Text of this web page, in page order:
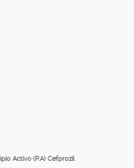
Activo (P.A) Cefprozil